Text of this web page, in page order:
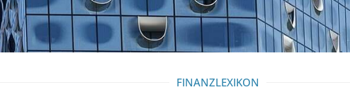
FINANZLEXIKON